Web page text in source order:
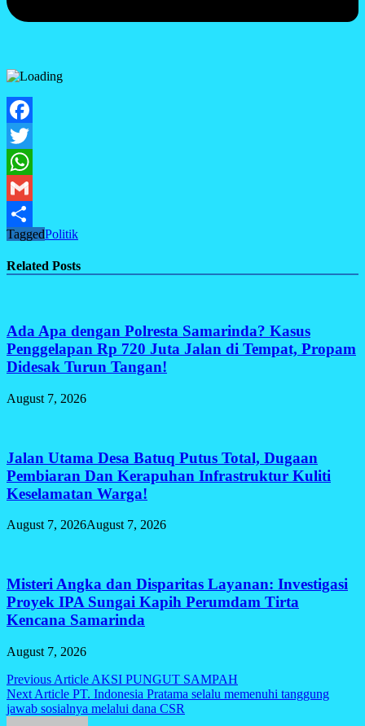
Facebook
Twitter
WhatsApp
Gmail
Share
TaggedPolitik
Related Posts
Ada Apa dengan Polresta Samarinda? Kasus
Penggelapan Rp 720 Juta Jalan di Tempat, Propam
Didesak Turun Tangan!
August 7, 2026
Jalan Utama Desa Batuq Putus Total, Dugaan
Pembiaran Dan Kerapuhan Infrastruktur Kuliti
Keselamatan Warga!
August 7, 2026August 7, 2026
Misteri Angka dan Disparitas Layanan: Investigasi
Proyek IPA Sungai Kapih Perumdam Tirta
Kencana Samarinda
August 7, 2026
Post
navigation
Previous Article AKSI PUNGUT SAMPAH
Next Article PT. Indonesia Pratama selalu memenuhi tanggung
jawab sosialnya melalui dana CSR